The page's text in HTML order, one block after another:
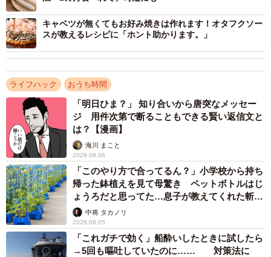
https://x.com/MAFF_JAPAN/status/1867706067456795023
・農林水産省 公式HP／大根の切断面が青くなっていた
が、食べても大丈夫ですか？
・農林水産省 公式YouTube「BUZZMAFF ばずまふ」／農
水省職員の大根の食べ方 【使い切り5品】
https://youtu.be/agsZCIWtutU
・独立行政法人 農畜産業振興機構 公式HP／今月の野菜
だいこん
https://vegetable.alic.go.jp/yasaijoho/yasai/0711_yasai1.ht
ml
キャベツが無くてもお好み焼きは作れます！オタフクソー
スが教えるレシピに「ホント助かります。」
ライフハック おうち時間
「明日ひま？」 知り合いから唐突なメッセー
ジ 用件次第で断ることもできる賢い返信文と
は？【漫画】
海川 まこと
2026.08.06
「このやり方で合ってるん？」小学校から持ち
帰った鉢植えを見て母驚き ペットボトルはじ
ょうろだと思ってた…息子が教えてくれた斬新
な水やりとは
中将 タカノリ
2026.08.05
「これガチで効く」船酔いしたときに試したら
→5回も嘔吐していたのに…… 対策法に